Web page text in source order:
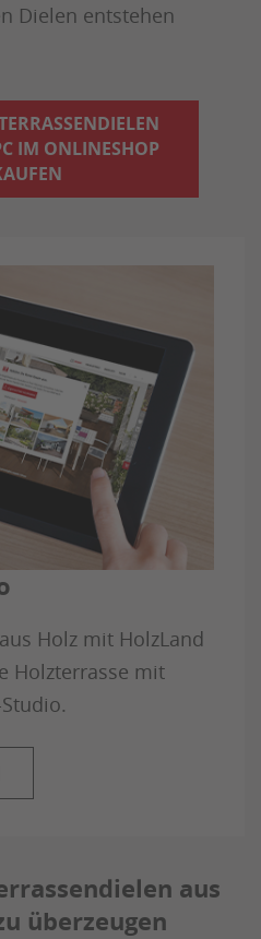
Dielen entstehen
IM ONLINESHOP
Holz mit HolzLand
Holzterrasse mit
aus
überzeugen